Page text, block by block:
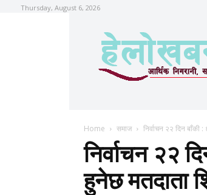
Thursday, August 6, 2026
Home समाज निर्वाचन २२ दिन बाँकी
निर्वाचन २२
हुनेछ मतदाता